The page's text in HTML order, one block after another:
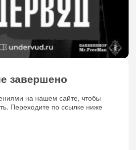
завершено
на нашем сайте, чтобы
Переходите по ссылке ниже